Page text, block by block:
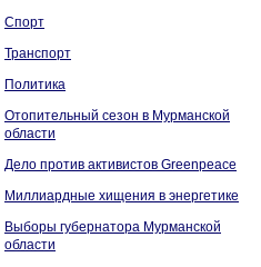
Спорт
Транспорт
Политика
Отопительный сезон в Мурманской
области
Дело против активистов Greenpeace
Миллиардные хищения в энергетике
Выборы губернатора Мурманской
области